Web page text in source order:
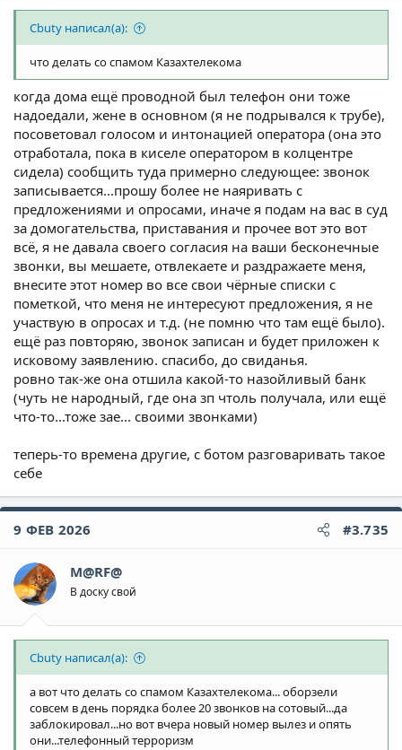
Cbuty написал(а):
что делать со спамом Казахтелекома
когда дома ещё проводной был телефон они тоже
надоедали, жене в основном (я не подрывался к трубе),
посоветовал голосом и интонацией оператора (она это
отработала, пока в киселе оператором в колцентре
сидела) сообщить туда примерно следующее: звонок
записывается...прошу более не наяривать с
предложениями и опросами, иначе я подам на вас в суд
за домогательства, приставания и прочее вот это вот
всё, я не давала своего согласия на ваши бесконечные
звонки, вы мешаете, отвлекаете и раздражаете меня,
внесите этот номер во все свои чёрные списки с
пометкой, что меня не интересуют предложения, я не
участвую в опросах и т.д. (не помню что там ещё было).
ещё раз повторяю, звонок записан и будет приложен к
исковому заявлению. спасибо, до свиданья.
ровно так-же она отшила какой-то назойливый банк
(чуть не народный, где она зп чтоль получала, или ещё
что-то...тоже зае... своими звонками)
теперь-то времена другие, с ботом разговаривать такое
себе
9 ФЕВ 2026 #3.735
M@RF@
В доску свой
Cbuty написал(а):
а вот что делать со спамом Казахтелекома... оборзели
совсем в день порядка более 20 звонков на сотовый...да
заблокировал...но вот вчера новый номер вылез и опять
они...телефонный терроризм